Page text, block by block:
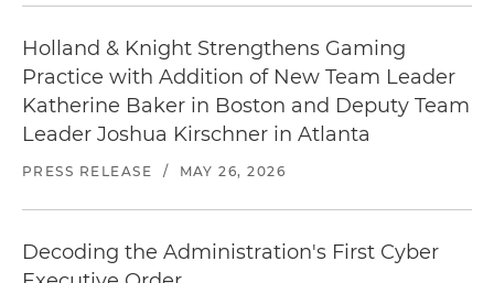
Holland & Knight Strengthens Gaming
Practice with Addition of New Team Leader
Katherine Baker in Boston and Deputy Team
Leader Joshua Kirschner in Atlanta
PRESS RELEASE / MAY 26, 2026
Decoding the Administration's First Cyber